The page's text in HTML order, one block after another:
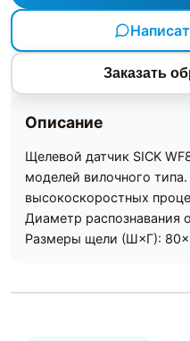
Заказать
Описание
Щелевой датчик SICK
моделей вилочного
высокоскоростных
Диаметр
Размеры щели (Ш×Г):